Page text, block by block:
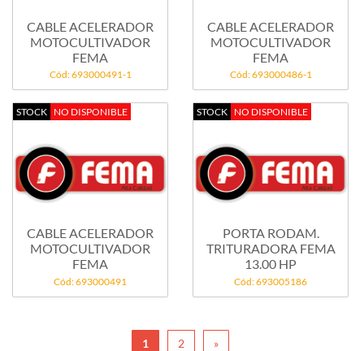
CABLE ACELERADOR
MOTOCULTIVADOR
FEMA
Cód: 693000491-1
CABLE ACELERADOR
MOTOCULTIVADOR
FEMA
Cód: 693000486-1
STOCK NO DISPONIBLE
CABLE ACELERADOR
MOTOCULTIVADOR
FEMA
Cód: 693000491
STOCK NO DISPONIBLE
PORTA RODAM.
TRITURADORA FEMA
13.00 HP
Cód: 693005186
1 2 »